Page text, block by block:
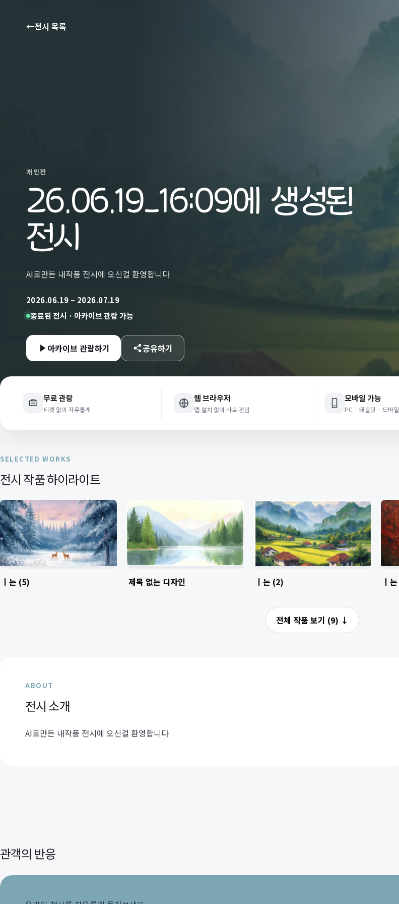
←전시 목록
개인전
26.06.19_16:09에 생성된
전시
AI로만든 내작품 전시에 오신걸 환영합니다
2026.06.19 – 2026.07.19
종료된 전시 · 아카이브 관람 가능
아카이브 관람하기 공유하기
무료 관람
티켓 없이 자유롭게
웹 브라우저
앱 설치 없이 바로 관람
모바일 가능
PC · 태블릿 · 모바일
SELECTED WORKS
전시 작품 하이라이트
ㅣ는 (5) 제목 없는 디자인 ㅣ는 (2) ㅣ는
전체 작품 보기 (9) ↓
ABOUT
전시 소개
AI로만든 내작품 전시에 오신걸 환영합니다
관객의 반응